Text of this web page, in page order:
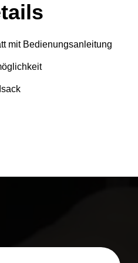
mit Bedienungsanleitung